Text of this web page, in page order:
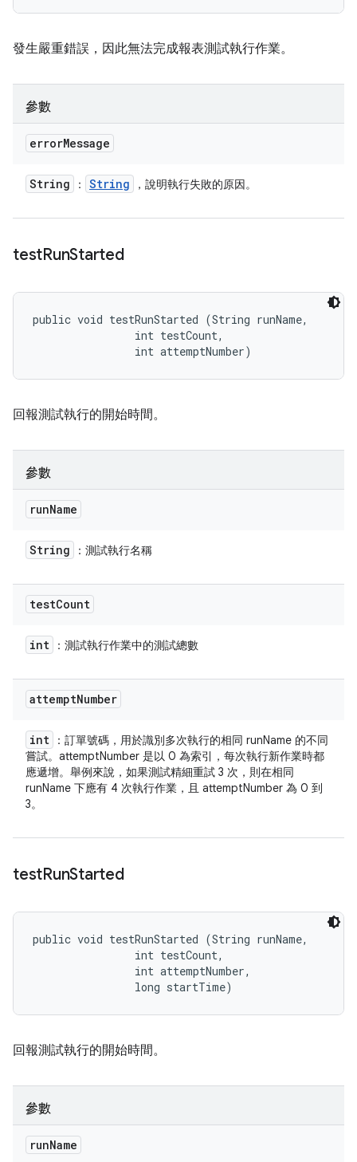
發生嚴重錯誤，因此無法完成報表測試執行作業。
參數
errorMessage
String ： String ，說明執行失敗的原因。
testRunStarted
public void testRunStarted (String runName,
                int testCount,
                int attemptNumber)
回報測試執行的開始時間。
參數
runName
String ：測試執行名稱
testCount
int ：測試執行作業中的測試總數
attemptNumber
int
：訂單號碼，用於識別多次執行的相同 runName 的不同
嘗試。attemptNumber 是以 0 為索引，每次執行新作業時都
應遞增。舉例來說，如果測試精細重試 3 次，則在相同
runName 下應有 4 次執行作業，且 attemptNumber 為 0 到
3。
testRunStarted
public void testRunStarted (String runName,
                int testCount,
                int attemptNumber,
                long startTime)
回報測試執行的開始時間。
參數
runName